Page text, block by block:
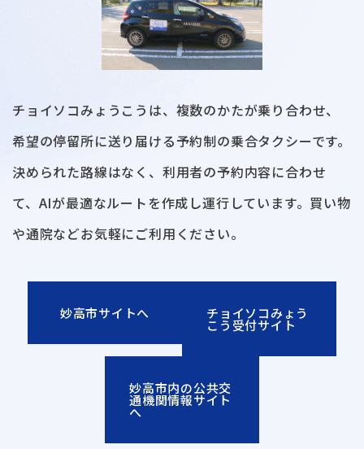
チョイソコみょうこうは、複数のかたが乗り合わせ、
希望の停留所に送り届ける予約制の乗合タクシーです。
決められた路線はなく、利用者の予約内容に合わせ
て、AIが最適なルートを作成し運行しています。買い物
や通院などお気軽にご利用ください。
妙高市サイトへ チョイソコみょう
こう受付サイト
妙高市内の公共交
通機関情報サイト
へ